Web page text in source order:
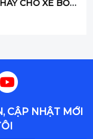
CHO XE BỒN
CẬP NHẬT MỚI